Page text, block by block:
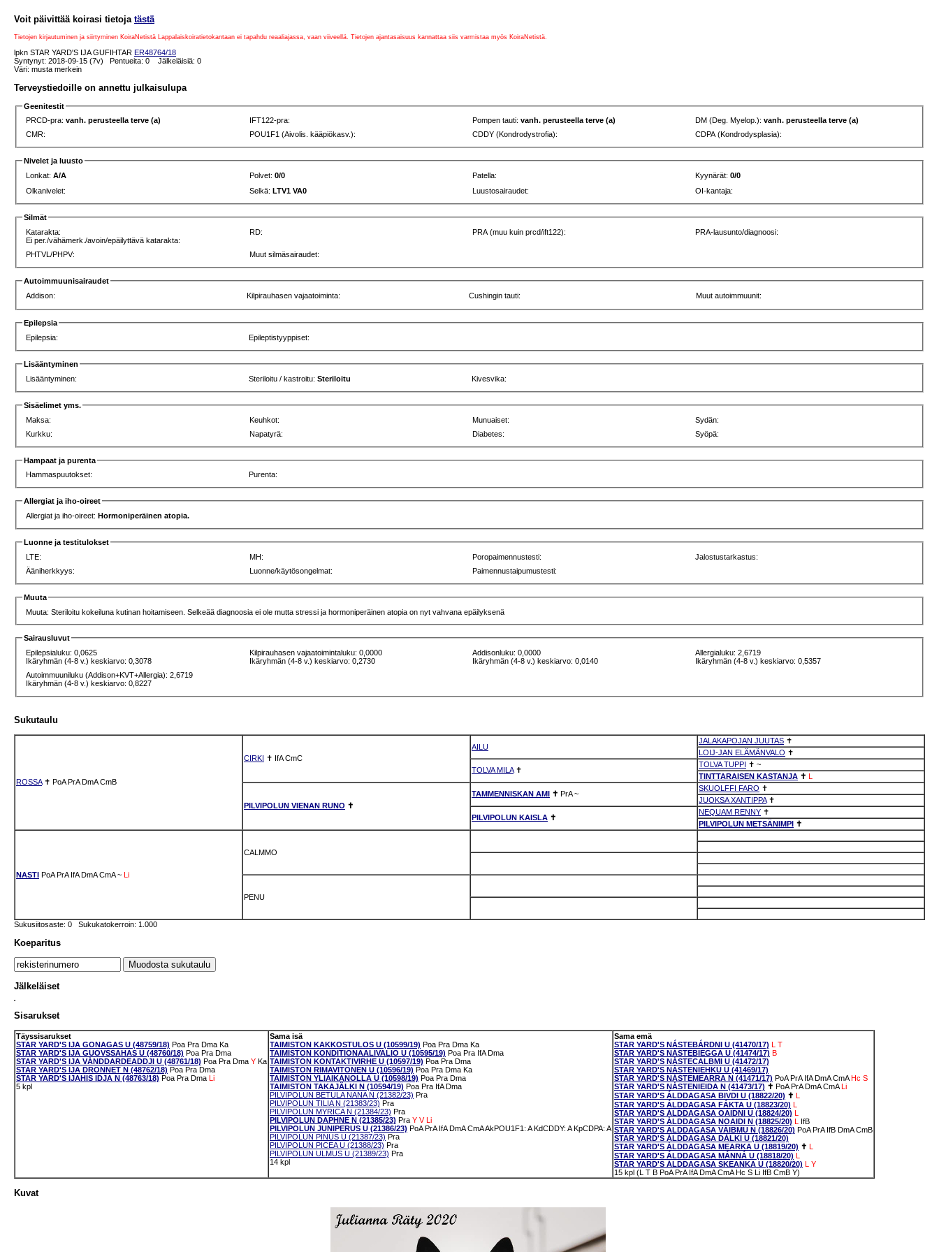
Voit päivittää koirasi tietoja tästä
Tietojen kirjautuminen ja siirtyminen KoiraNetistä Lappalaiskoiratietokantaan ei tapahdu reaaliajassa, vaan viiveellä. Tietojen ajantasaisuus kannattaa siis varmistaa myös KoiraNetistä.
lpkn STAR YARD'S IJA GUFIHTAR ER48764/18
Syntynyt: 2018-09-15 (7v) Pentueita: 0 Jälkeläisiä: 0
Väri: musta merkein
Terveystiedoille on annettu julkaisulupa
Geenitestit
PRCD-pra:vanh. perusteella terve (a) IFT122-pra: Pompen tauti:vanh. perusteella terve (a) DM (Deg. Myelop.):vanh. perusteella terve (a)
CMR:
POU1F1 (Aivolis. kääpiökasv.): CDDY (Kondrodystrofia): CDPA (Kondrodysplasia):
Nivelet ja luusto
Lonkat:A/A Polvet:0/0 Patella: Kyynärät:0/0
Olkanivelet:
Selkä:LTV1 VA0 Luustosairaudet: OI-kantaja:
Silmät
Katarakta:
Ei per./vähämerk./avoin/epäilyttävä katarakta:
RD: PRA (muu kuin prcd/ift122): PRA-lausunto/diagnoosi:
PHTVL/PHPV: Muut silmäsairaudet:
Autoimmuunisairaudet
Addison:
Kilpirauhasen vajaatoiminta: Cushingin tauti: Muut autoimmuunit:
Epilepsia
Epilepsia:
Epileptistyyppiset:
Lisääntyminen
Lisääntyminen:
Steriloitu / kastroitu:Steriloitu Kivesvika:
Sisäelimet yms.
Maksa:
Keuhkot: Munuaiset:
Sydän:
Kurkku:
Napatyrä: Diabetes: Syöpä:
Hampaat ja purenta
Hammaspuutokset:
Purenta:
Allergiat ja iho-oireet
Allergiat ja iho-oireet:Hormoniperäinen atopia.
Luonne ja testitulokset
LTE:
MH: Poropaimennustesti:
Jalostustarkastus:
Ääniherkkyys:
Luonne/käytösongelmat: Paimennustaipumustesti:
Muuta
Muuta: Steriloitu kokeiluna kutinan hoitamiseen. Selkeää diagnoosia ei ole mutta stressi ja hormoniperäinen atopia on nyt vahvana epäilyksenä
Sairausluvut
Epilepsialuku: 0,0625
Ikäryhmän (4-8 v.) keskiarvo: 0,3078
Kilpirauhasen vajaatoimintaluku: 0,0000
Ikäryhmän (4-8 v.) keskiarvo: 0,2730
Addisonluku: 0,0000
Ikäryhmän (4-8 v.) keskiarvo: 0,0140
Allergialuku: 2,6719
Ikäryhmän (4-8 v.) keskiarvo: 0,5357
Autoimmuuniluku (Addison+KVT+Allergia): 2,6719
Ikäryhmän (4-8 v.) keskiarvo: 0,8227
Sukutaulu
ROSSA✝ PoA PrA DmA CmB
CIRKI ✝ IfA CmC
AILU
JALAKAPOJAN JUUTAS ✝
LOIJ-JAN ELÄMÄNVALO ✝
TOLVA MILA✝
TOLVA TUPPI ✝ ~
TINTTARAISEN KASTANJA ✝ L
PILVIPOLUN VIENAN RUNO ✝
TAMMENNISKAN AMI ✝ PrA ~
SKUOLFFI FARO ✝
JUOKSA XANTIPPA✝
PILVIPOLUN KAISLA ✝
NEQUAM RENNY ✝
PILVIPOLUN METSÄNIMPI ✝
NASTI PoA PrA IfA DmA CmA ~ Li
CALMMO
PENU
Sukusiitosaste: 0 Sukukatokerroin: 1.000
Koeparitus
Jälkeläiset
Sisarukset
Täyssisarukset
STAR YARD'S IJA GONAGAS U (48759/18) Poa Pra Dma Ka
STAR YARD'S IJA GUOVSSAHAS U (48760/18) Poa Pra Dma
STAR YARD'S IJA VÁNDDARDEADDJI U (48761/18) Poa Pra Dma Y Ka
STAR YARD'S IJA DRONNET N (48762/18) Poa Pra Dma
STAR YARD'S IJAHIS IDJA N (48763/18) Poa Pra Dma Li
5 kpl
Sama isä
TAIMISTON KAKKOSTULOS U (10599/19) Poa Pra Dma Ka
TAIMISTON KONDITIONAALIVALIO U (10595/19) Poa Pra IfA Dma
TAIMISTON KONTAKTIVIRHE U (10597/19) Poa Pra Dma
TAIMISTON RIMAVITONEN U (10596/19) Poa Pra Dma Ka
TAIMISTON YLIAIKANOLLA U (10598/19) Poa Pra Dma
TAIMISTON TAKAJÄLKI N (10594/19) Poa Pra IfA Dma
PILVIPOLUN BETULA NANA N (21382/23) Pra
PILVIPOLUN TILIA N (21383/23) Pra
PILVIPOLUN MYRICA N (21384/23) Pra
PILVIPOLUN DAPHNE N (21385/23) Pra Y V Li
PILVIPOLUN JUNIPERUS U (21386/23) PoA PrA IfA DmA CmAAkPOU1F1: A KdCDDY: A KpCDPA: A
PILVIPOLUN PINUS U (21387/23) Pra
PILVIPOLUN PICEA U (21388/23) Pra
PILVIPOLUN ULMUS U (21389/23) Pra
14 kpl
Sama emä
STAR YARD'S NÁSTEBÁRDNI U (41470/17) L T
STAR YARD'S NÁSTEBIEGGA U (41474/17) B
STAR YARD'S NÁSTECALBMI U (41472/17)
STAR YARD'S NÁSTENIEHKU U (41469/17)
STAR YARD'S NÁSTEMEARRA N (41471/17) PoA PrA IfA DmA CmA Hc S
STAR YARD'S NÁSTENIEIDA N (41473/17) ✝ PoA PrA DmA CmA Li
STAR YARD'S ÁLDDAGASA BIVDI U (18822/20) ✝ L
STAR YARD'S ÁLDDAGASA FÁKTA U (18823/20) L
STAR YARD'S ÁLDDAGASA OAIDNI U (18824/20) L
STAR YARD'S ÁLDDAGASA NOAIDI N (18825/20) L
IfB
STAR YARD'S ÁLDDAGASA VÁIBMU N (18826/20) PoA PrA IfB DmA CmB
STAR YARD'S ÁLDDAGASA DÁLKI U (18821/20)
STAR YARD'S ÁLDDAGASA MEARKA U (18819/20) ✝ L
STAR YARD'S ÁLDDAGASA MÁNNÁ U (18818/20) L
STAR YARD'S ÁLDDAGASA SKEANKA U (18820/20) L Y
15 kpl (L T B PoA PrA IfA DmA CmA Hc S Li IfB CmB Y)
Kuvat